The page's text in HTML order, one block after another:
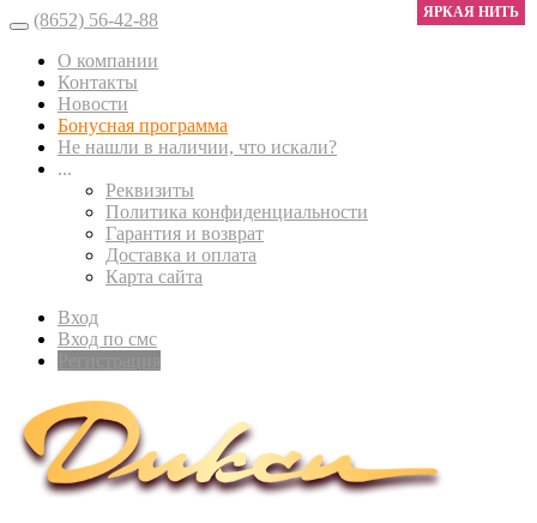
(8652) 56-42-88
О компании
Контакты
Новости
Бонусная программа
Не нашли в наличии, что искали?
...
Реквизиты
Политика конфиденциальности
Гарантия и возврат
Доставка и оплата
Карта сайта
Вход
Вход по смс
ЯРКАЯ НИТЬ